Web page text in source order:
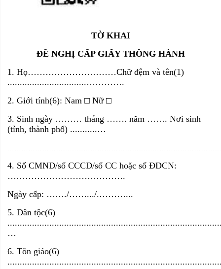
TỜ KHAI
ĐỀ NGHỊ CẤP GIẤY THÔNG HÀNH
1. Họ…………………………Chữ đệm và tên(1)
................................………….
2. Giới tính(6): Nam □ Nữ □
3. Sinh ngày ……… tháng ……. năm ……. Nơi sinh
(tỉnh, thành phố) ...........…
4. Số CMND/số CCCD/số CC hoặc số ĐDCN:
………………………………….
Ngày cấp: ……./…….../.………...
5. Dân tộc(6)
…
6. Tôn giáo(6)